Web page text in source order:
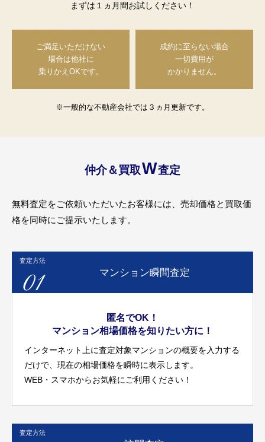
まずは１ヵ月間お試しください！
ご満足いただけない
場合は他社に
乗りかえOKです。
成約に至らない場合
一切費用が
かかりません。
※一般的な不動産会社では３ヵ月更新です。
仲介＆買取W査定
無料査定をご依頼いただいたお客様には、売却価格と買取価
格を同時にご提示いたします。
査定方法
01 マンション瞬間査定
匿名でOK！
マンション相場価格を知りたい方に！
インターネット上に査定対象マンションの概要を入力する
だけで、現在の相場価格を瞬時に表示します。
WEB・スマホからお気軽にご利用ください！
査定方法